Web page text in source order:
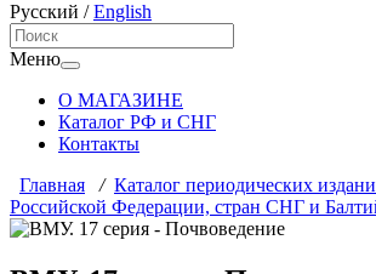
Русский /English
Меню
О МАГАЗИНЕ
Каталог РФ и СНГ
Контакты
Главная
/ Каталог периодических
Российской Федерации, стран СНГ и